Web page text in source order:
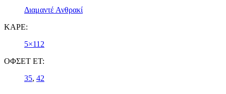
Διαμαντέ Ανθρακί
ΚΑΡΕ:
5×112
ΟΦΣΕΤ ET:
35, 42